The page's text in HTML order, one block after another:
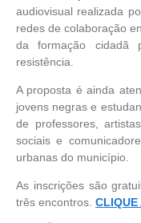
audiovisual realizada
redes de colaboração
da formação
resistência.
A proposta é ainda
jovens negras e
de professores,
sociais e
urbanas do município.
As inscrições são
três encontros. CLIQUE